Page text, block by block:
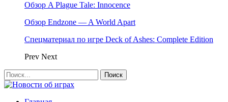
Обзор A Plague Tale: Innocence
Обзор Endzone — A World Apart
Спецматериал по игре Deck of Ashes: Complete Edition
Prev Next